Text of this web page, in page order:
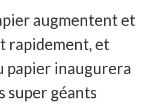
augmentent et
rapidement, et
papier inaugurera
super géants